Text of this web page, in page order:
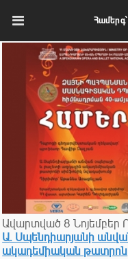
Ավարտված 8 Նոյեմբեր
Ա. Սպենդիարյանի
ակադեմիական թատրոն